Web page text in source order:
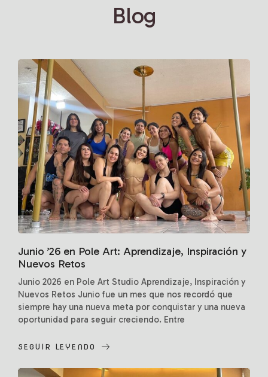
Blog
Junio ’26 en Pole Art: Aprendizaje, Inspiración y
Nuevos Retos
Junio 2026 en Pole Art Studio Aprendizaje, Inspiración y
Nuevos Retos Junio fue un mes que nos recordó que
siempre hay una nueva meta por conquistar y una nueva
oportunidad para seguir creciendo. Entre
SEGUIR LEYENDO